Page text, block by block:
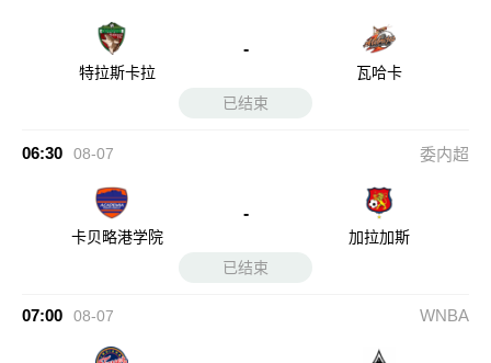
特拉斯卡拉
-
瓦哈卡
已结束
06:30 08-07 委内超
卡贝略港学院
-
加拉加斯
已结束
07:00 08-07 WNBA